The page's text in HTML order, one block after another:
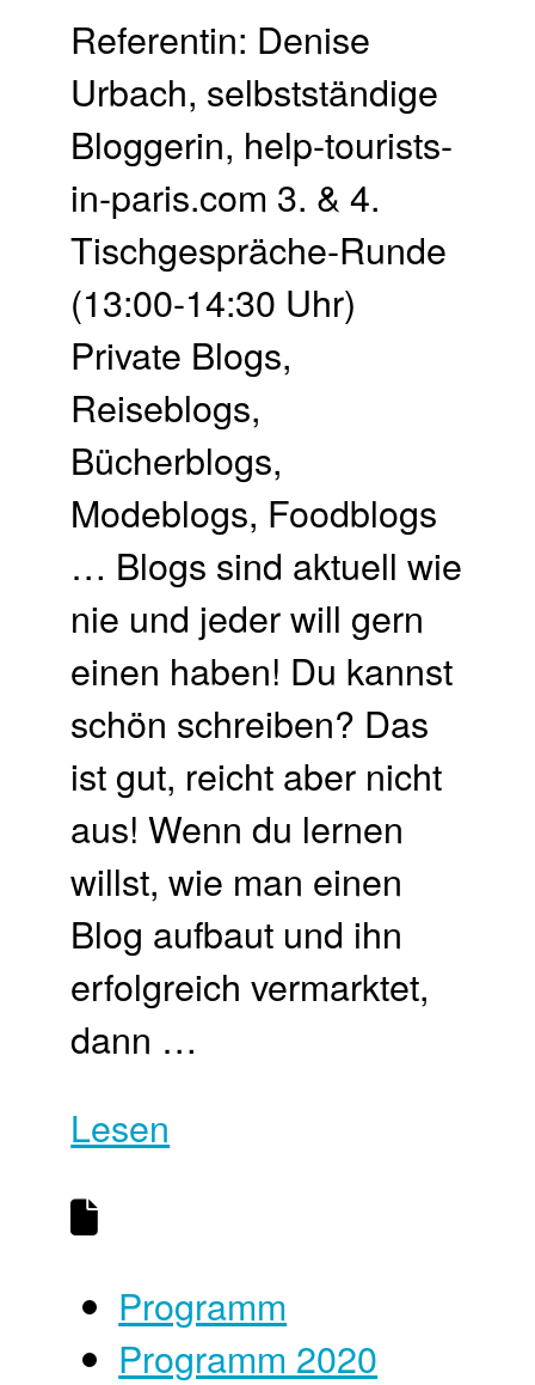
Referentin: Denise
Urbach, selbstständige
Bloggerin, help-tourists-
in-paris.com 3. & 4.
Tischgespräche-Runde
(13:00-14:30 Uhr)
Private Blogs,
Reiseblogs,
Bücherblogs,
Modeblogs, Foodblogs
… Blogs sind aktuell wie
nie und jeder will gern
einen haben! Du kannst
schön schreiben? Das
ist gut, reicht aber nicht
aus! Wenn du lernen
willst, wie man einen
Blog aufbaut und ihn
erfolgreich vermarktet,
dann …
Lesen
Programm
Programm 2020